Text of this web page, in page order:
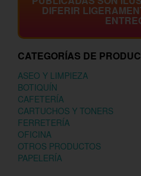
DIFERIR
CATEGORÍAS DE
ASEO Y LIMPIEZA
BOTIQUÍN
CAFETERÍA
CARTUCHOS Y TONERS
FERRETERÍA
OFICINA
OTROS PRODUCTOS
PAPELERÍA